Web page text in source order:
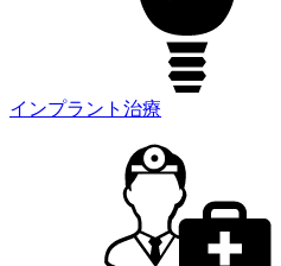
インプラント治療